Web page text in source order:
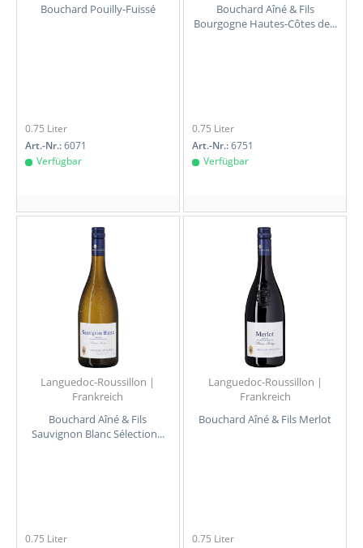
Bouchard Pouilly-Fuissé
0.75 Liter
Art.-Nr.:6071
Verfügbar
Bouchard Aîné & Fils
Bourgogne Hautes-Côtes de...
0.75 Liter
Art.-Nr.:6751
Verfügbar
Languedoc-Roussillon |
Frankreich
Bouchard Aîné & Fils
Sauvignon Blanc Sélection...
0.75 Liter
Languedoc-Roussillon |
Frankreich
Bouchard Aîné & Fils Merlot
0.75 Liter